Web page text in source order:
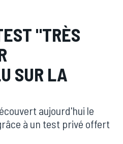
"TRÈS
SUR LA
aujourd'hui le
à un test privé offert